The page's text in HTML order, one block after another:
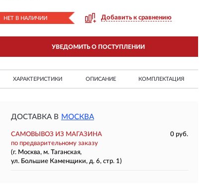
НЕТ В НАЛИЧИИ Добавить к сравнению
УВЕДОМИТЬ О ПОСТУПЛЕНИИ
ХАРАКТЕРИСТИКИ ОПИСАНИЕ КОМПЛЕКТАЦИЯ
ДОСТАВКА В МОСКВА
САМОВЫВОЗ ИЗ МАГАЗИНА
0 руб.
по предварительному заказу
(г. Москва, м. Таганская,
ул. Большие Каменщики, д. 6, стр. 1)